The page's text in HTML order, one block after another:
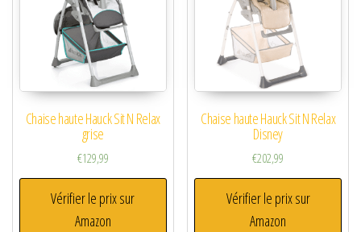
Chaise haute Hauck Sit N Relax
grise
€129,99
Vérifier le prix sur
Amazon
Chaise haute Hauck Sit N Relax
Disney
€202,99
Vérifier le prix sur
Amazon